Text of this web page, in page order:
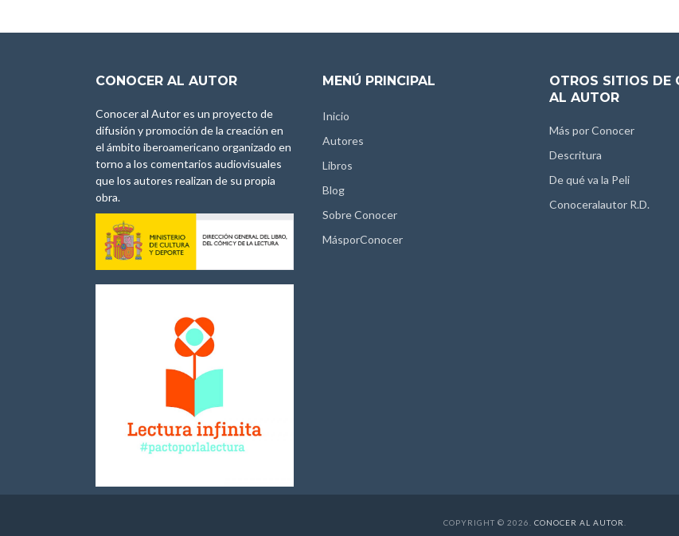
CONOCER AL AUTOR
Conocer al Autor es un proyecto de
difusión y promoción de la creación en
el ámbito iberoamericano organizado en
torno a los comentarios audiovisuales
que los autores realizan de su propia
obra.
MENÚ PRINCIPAL
Inicio
Autores
Libros
Blog
Sobre Conocer
MásporConocer
OTROS SITIOS DE
AL AUTOR
Más por Conocer
Descritura
De qué va la Peli
Conoceralautor R.D.
COPYRIGHT © 2026. CONOCER AL AUTOR